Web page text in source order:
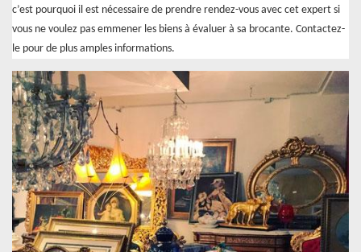
c’est pourquoi il est nécessaire de prendre rendez-vous avec cet expert si
vous ne voulez pas emmener les biens à évaluer à sa brocante. Contactez-
le pour de plus amples informations.